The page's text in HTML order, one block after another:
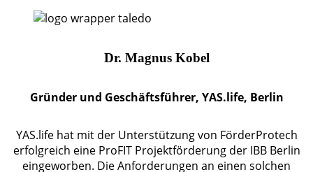
Dr. Magnus Kobel
Gründer und Geschäftsführer, YAS.life, Berlin
YAS.life hat mit der Unterstützung von FörderProtech
erfolgreich eine ProFIT Projektförderung der IBB Berlin
eingeworben. Die Anforderungen an einen solchen